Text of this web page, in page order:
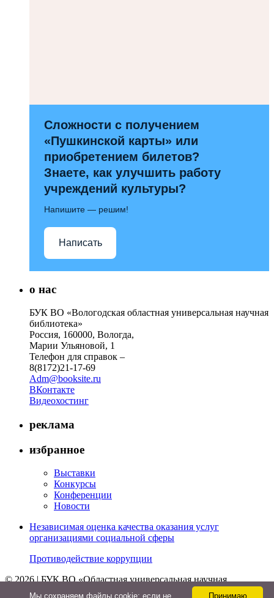
Сложности с получением
«Пушкинской карты» или
приобретением билетов?
Знаете, как улучшить работу
учреждений культуры?
Напишите — решим!
Написать
о нас
БУК ВО «Вологодская областная универсальная научная
библиотека»
Россия, 160000, Вологда,
Марии Ульяновой, 1
Телефон для справок –
8(8172)21-17-69
Adm@booksite.ru
ВКонтакте
Видеохостинг
реклама
избранное
Выставки
Конкурсы
Конференции
Новости
Независимая оценка качества оказания услуг
организациями социальной сферы
Противодействие коррупции
© 2026 | БУК ВО «Областная универсальная научная
библиотека»
Принимаю
Мы cохраняем файлы cookie: если не